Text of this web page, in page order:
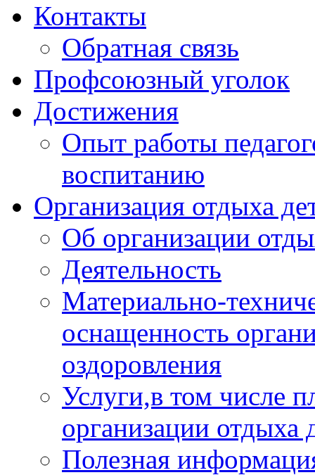
Контакты
Обратная связь
Профсоюзный уголок
Достижения
Опыт работы
воспитанию
Организация отдыха
Об организации
Деятельность
Материально-
оснащенность
оздоровления
Услуги,в том числе
организации отдыха
Полезная